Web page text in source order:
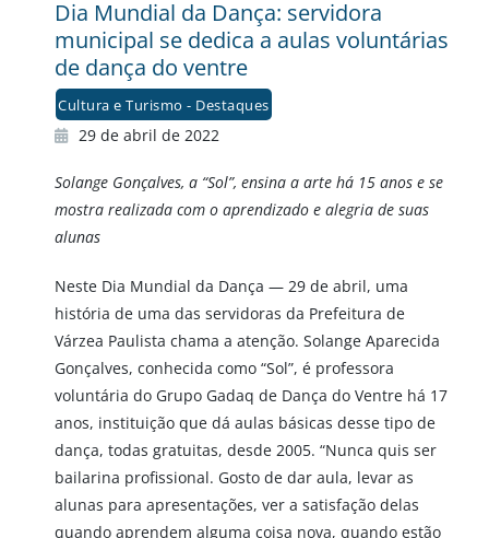
Dia Mundial da Dança: servidora
municipal se dedica a aulas voluntárias
de dança do ventre
Cultura e Turismo - Destaques
29 de abril de 2022
Solange Gonçalves, a “Sol”, ensina a arte há 15 anos e se
mostra realizada com o aprendizado e alegria de suas
alunas
Neste Dia Mundial da Dança — 29 de abril, uma
história de uma das servidoras da Prefeitura de
Várzea Paulista chama a atenção. Solange Aparecida
Gonçalves, conhecida como “Sol”, é professora
voluntária do Grupo Gadaq de Dança do Ventre há 17
anos, instituição que dá aulas básicas desse tipo de
dança, todas gratuitas, desde 2005. “Nunca quis ser
bailarina profissional. Gosto de dar aula, levar as
alunas para apresentações, ver a satisfação delas
quando aprendem alguma coisa nova, quando estão